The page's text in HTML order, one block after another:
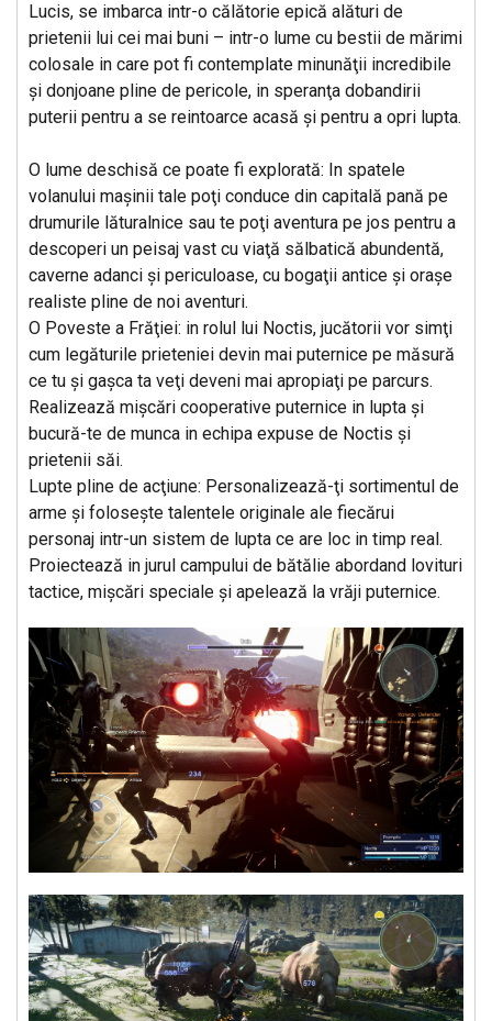
Lucis, se imbarca intr-o călătorie epică alături de
prietenii lui cei mai buni – intr-o lume cu bestii de mărimi
colosale in care pot fi contemplate minunăţii incredibile
şi donjoane pline de pericole, in speranţa dobandirii
puterii pentru a se reintoarce acasă şi pentru a opri lupta.
O lume deschisă ce poate fi explorată: In spatele
volanului maşinii tale poţi conduce din capitală pană pe
drumurile lăturalnice sau te poţi aventura pe jos pentru a
descoperi un peisaj vast cu viaţă sălbatică abundentă,
caverne adanci şi periculoase, cu bogaţii antice şi oraşe
realiste pline de noi aventuri.
O Poveste a Frăţiei: in rolul lui Noctis, jucătorii vor simţi
cum legăturile prieteniei devin mai puternice pe măsură
ce tu şi gaşca ta veţi deveni mai apropiaţi pe parcurs.
Realizează mişcări cooperative puternice in lupta şi
bucură-te de munca in echipa expuse de Noctis şi
prietenii săi.
Lupte pline de acţiune: Personalizează-ţi sortimentul de
arme şi foloseşte talentele originale ale fiecărui
personaj intr-un sistem de lupta ce are loc in timp real.
Proiectează in jurul campului de bătălie abordand lovituri
tactice, mişcări speciale şi apelează la vrăji puternice.